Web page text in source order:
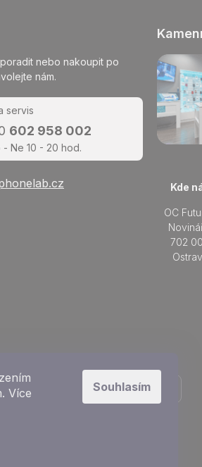
Více
Souhlasím
nebo nakoupit po
nám.
servis
602 958 002
- Ne 10 - 20 hod.
Kde
OC
702